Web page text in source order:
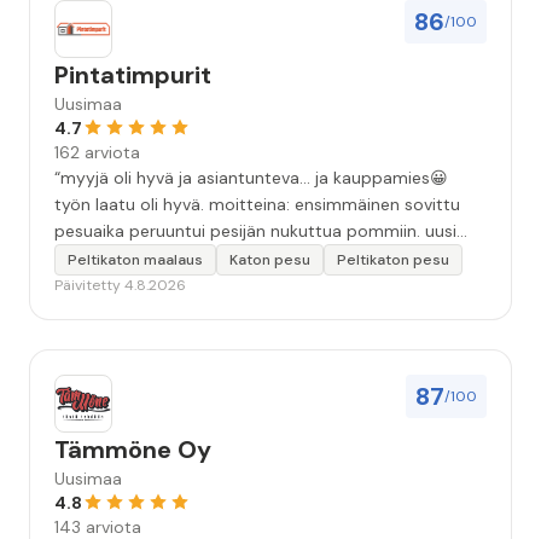
86/100
Pintatimpurit
Uusimaa
4.7
162 arviota
“myyjä oli hyvä ja asiantunteva... ja kauppamies😀
työn laatu oli hyvä. moitteina: ensimmäinen sovittu
pesuaika peruuntui pesijän nukuttua pommiin. uusi
aika piti ja työn jälki oikein hyvää ja osaavaa. toinen
murhe tuli koska olimme matkoilla ja jossain
vuorokautta pihalle...kunnes naapuri uskaltautui
pihallemme ja sulki hanan. Hieman siis tarkkuutta
hommiin ja hyvä tulee. ”
Peltikaton maalaus Katon pesu
Peltikaton pesu
Päivitetty 4.8.2026
87/100
Tämmöne Oy
Uusimaa
4.8
143 arviota